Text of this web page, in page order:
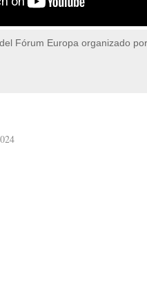
Fórum Europa organizado